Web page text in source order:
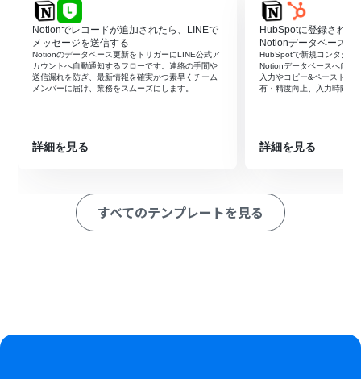
はじめに、NotionとChatGPTをYoomと連携します
次に、トリガーでNotionを選択し、「ページが作成され
たら（Webhook）」を設定します
次に、オペレーションでNotionの「レコードを取得する
（ID検索）」アクションを設定し、トリガーで検知したペ
ージの詳細を取得します
を解析させます
最後に、オペレーションでNotionの「レコードを追加す
※「トリガー」：フロー起動のきっかけとなるアクション、「オ
ペレーション」：トリガー起動後、フロー内で処理を行うアク
ージ内容やロールを任意で設定可能です
Notionでレコードが追加されたら、LINEで
メッセージを送信する
Notionのデータベース更新をトリガーにLINE公式ア
カウントへ自動通知するフローです。連絡の手間や
送信漏れを防ぎ、最新情報を確実かつ素早くチーム
メンバーに届け、業務をスムーズにします。
詳細を見る
HubSpotに登録された
Notionデータベースへ
HubSpotで新規コンタクト
Notionデータベースへ自動
入力やコピー&ペーストを
有・精度向上、入力時間の
詳細を見る
すべてのテンプレートを見る